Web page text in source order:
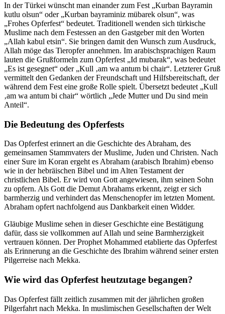
In der Türkei wünscht man einander zum Fest „Kurban Bayramin
kutlu olsun“ oder „Kurban bayraminiz mübarek olsun“, was
„Frohes Opferfest“ bedeutet. Traditionell wenden sich türkische
Muslime nach dem Festessen an den Gastgeber mit den Worten
„Allah kabul etsin“. Sie bringen damit den Wunsch zum Ausdruck,
Allah möge das Tieropfer annehmen. Im arabischsprachigen Raum
lauten die Grußformeln zum Opferfest „Id mubarak“, was bedeutet
„Es ist gesegnet“ oder „Kull ‚am wa antum bi chair“. Letzterer Gruß
vermittelt den Gedanken der Freundschaft und Hilfsbereitschaft, der
während dem Fest eine große Rolle spielt. Übersetzt bedeutet „Kull
‚am wa antum bi chair“ wörtlich „Jede Mutter und Du sind mein
Anteil“.
Die Bedeutung des Opferfests
Das Opferfest erinnert an die Geschichte des Abraham, des
gemeinsamen Stammvaters der Muslime, Juden und Christen. Nach
einer Sure im Koran ergeht es Abraham (arabisch Ibrahim) ebenso
wie in der hebräischen Bibel und im Alten Testament der
christlichen Bibel. Er wird von Gott angewiesen, ihm seinen Sohn
zu opfern. Als Gott die Demut Abrahams erkennt, zeigt er sich
barmherzig und verhindert das Menschenopfer im letzten Moment.
Abraham opfert nachfolgend aus Dankbarkeit einen Widder.
Gläubige Muslime sehen in dieser Geschichte eine Bestätigung
dafür, dass sie vollkommen auf Allah und seine Barmherzigkeit
vertrauen können. Der Prophet Mohammed etablierte das Opferfest
als Erinnerung an die Geschichte des Ibrahim während seiner ersten
Pilgerreise nach Mekka.
Wie wird das Opferfest heutzutage begangen?
Das Opferfest fällt zeitlich zusammen mit der jährlichen großen
Pilgerfahrt nach Mekka. In muslimischen Gesellschaften der Welt